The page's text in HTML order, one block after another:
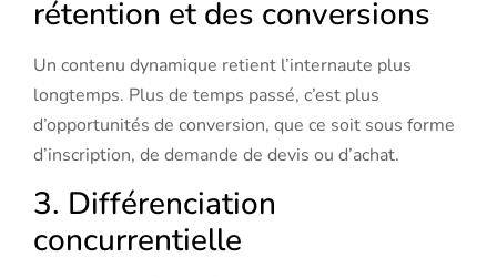
rétention et des conversions
Un contenu dynamique retient l’internaute plus
longtemps. Plus de temps passé, c’est plus
d’opportunités de conversion, que ce soit sous forme
d’inscription, de demande de devis ou d’achat.
3. Différenciation
concurrentielle